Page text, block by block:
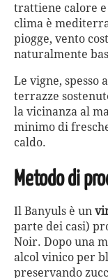
trattiene calore
clima è
piogge, vento
naturalmente
Le vigne, spesso
terrazze
la vicinanza al
minimo di
caldo.
Metodo di
Il Banyuls è un
parte dei casi)
Noir. Dopo una
alcol vinico per
preservando